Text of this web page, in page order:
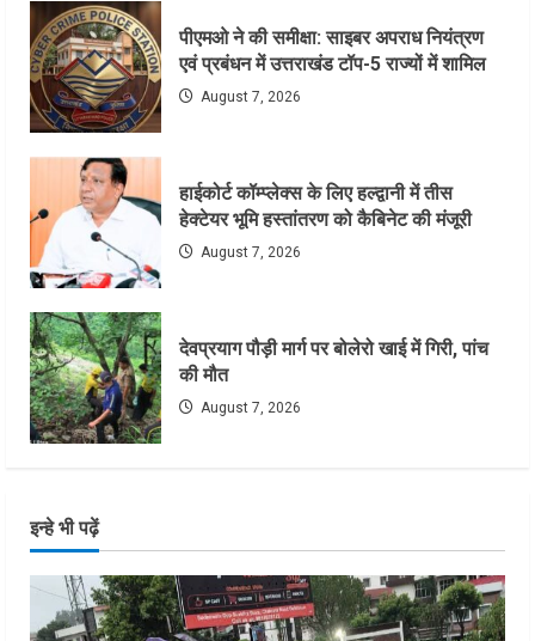
पीएमओ ने की समीक्षा: साइबर अपराध नियंत्रण
एवं प्रबंधन में उत्तराखंड टॉप-5 राज्यों में शामिल
August 7, 2026
हाईकोर्ट कॉम्प्लेक्स के लिए हल्द्वानी में तीस
हेक्टेयर भूमि हस्तांतरण को कैबिनेट की मंजूरी
August 7, 2026
देवप्रयाग पौड़ी मार्ग पर बोलेरो खाई में गिरी, पांच
की मौत
August 7, 2026
इन्हे भी पढ़ें